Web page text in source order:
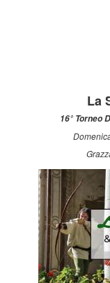
La
16° Torneo